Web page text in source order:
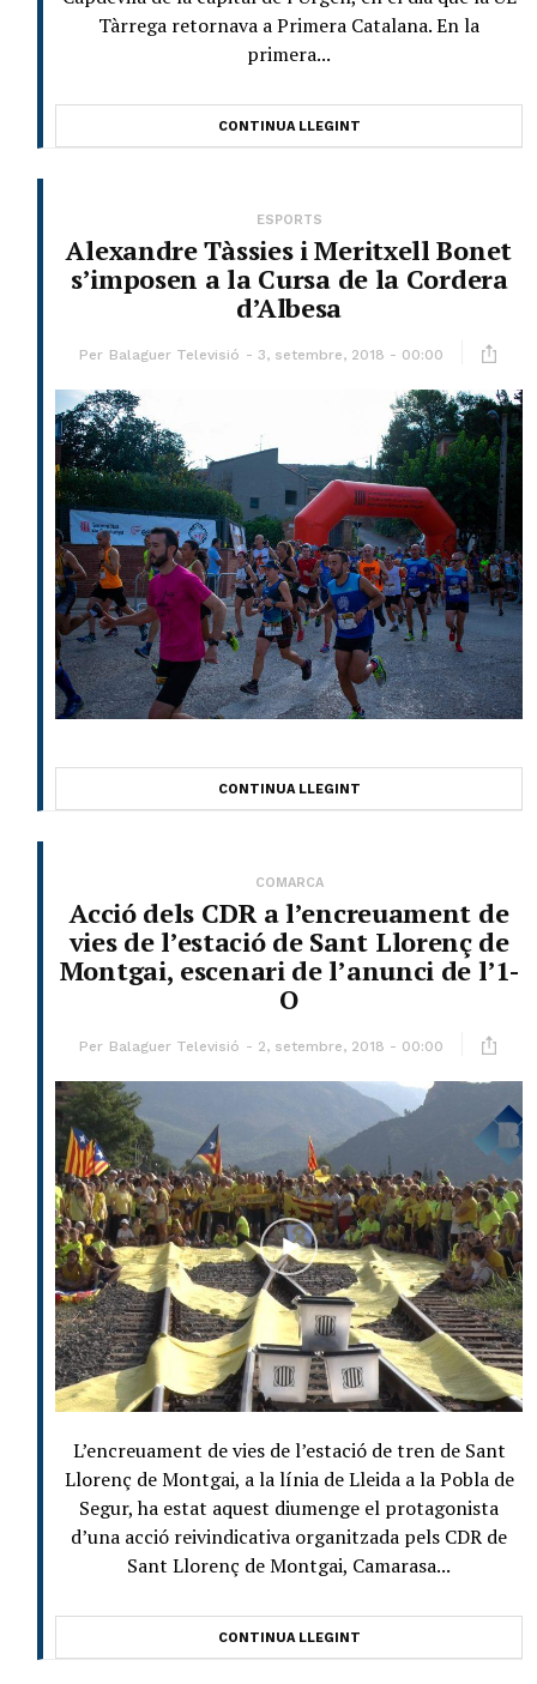
Tàrrega retornava a Primera Catalana. En la
primera...
CONTINUA LLEGINT
ESPORTS
Alexandre Tàssies i Meritxell Bonet
s’imposen a la Cursa de la Cordera
d’Albesa
Per Balaguer Televisió 3, setembre, 2018 - 00:00
CONTINUA LLEGINT
COMARCA
Acció dels CDR a l’encreuament de
vies de l’estació de Sant Llorenç de
Montgai, escenari de l’anunci de l’1-
O
Per Balaguer Televisió 2, setembre, 2018 - 00:00
L’encreuament de vies de l’estació de tren de Sant
Llorenç de Montgai, a la línia de Lleida a la Pobla de
Segur, ha estat aquest diumenge el protagonista
d’una acció reivindicativa organitzada pels CDR de
Sant Llorenç de Montgai, Camarasa...
CONTINUA LLEGINT